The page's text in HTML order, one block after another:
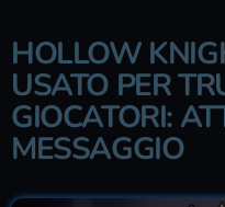
HOLLOW
USATO PER
GIOCATORI:
MESSAGGIO